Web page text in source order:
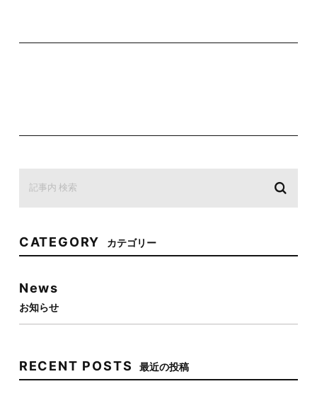
CATEGORY カテゴリー
News
お知らせ
RECENT POSTS 最近の投稿